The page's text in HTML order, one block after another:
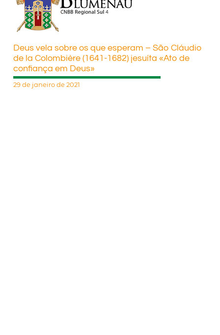
Deus vela sobre os que esperam – São Cláudio
de la Colombière (1641-1682) jesuíta «Ato de
confiança em Deus»
29 de janeiro de 2021